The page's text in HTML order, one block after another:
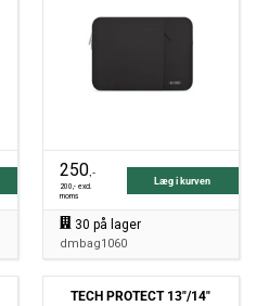
250,-
200,- excl.
moms
Læg i kurven
30 på lager
dmbag1060
TECH PROTECT 13"/14"